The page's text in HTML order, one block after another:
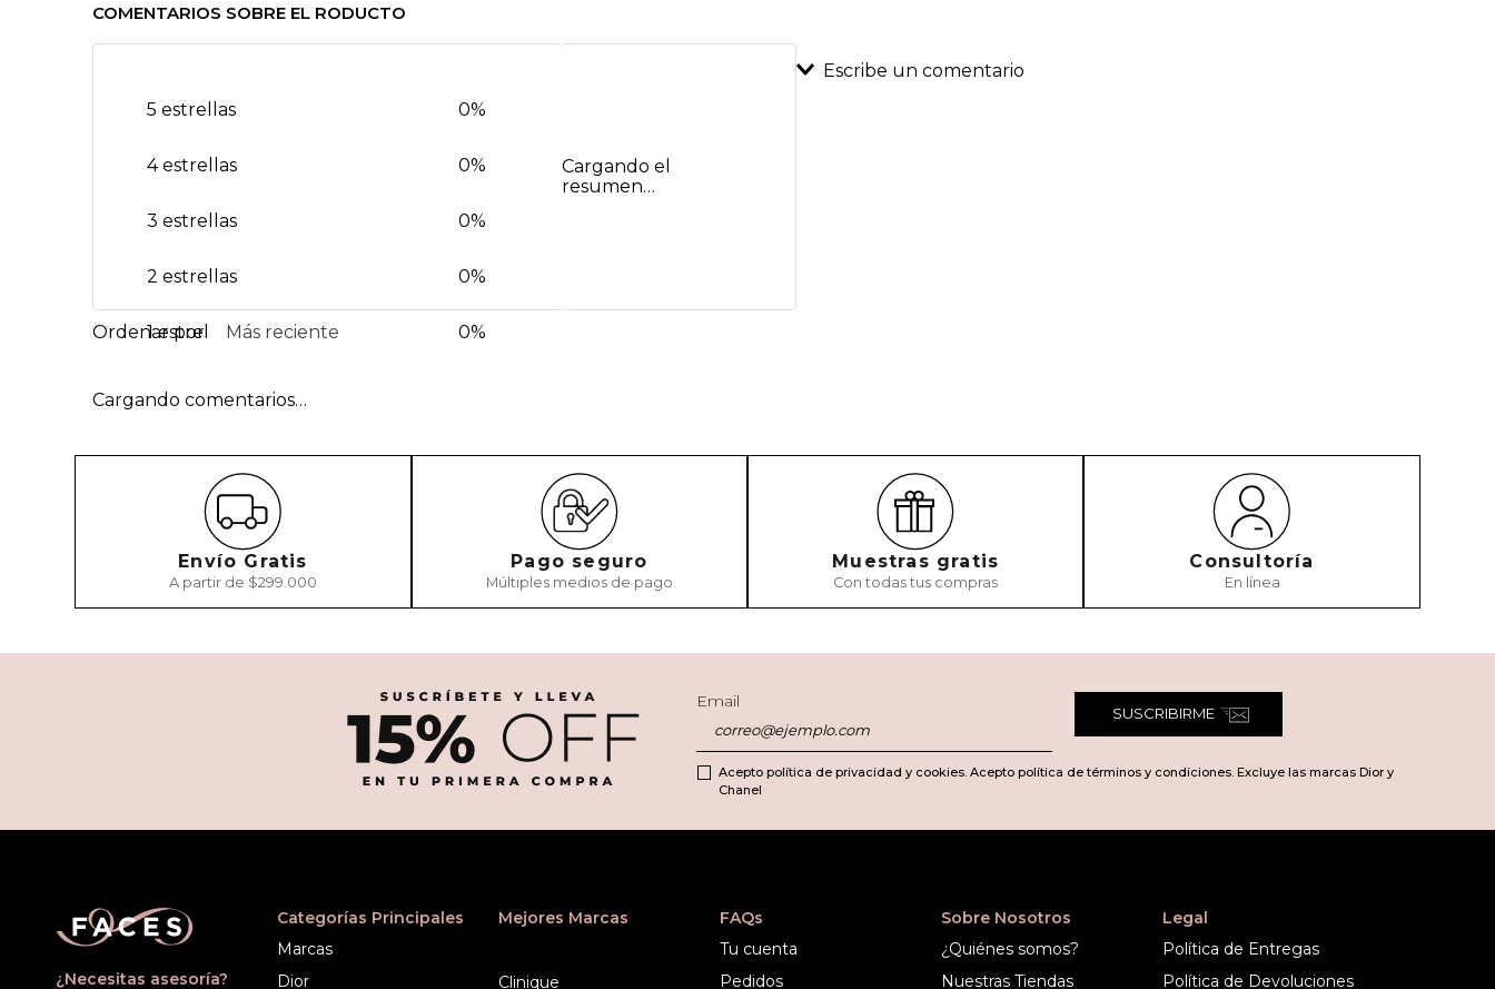
COMENTARIOS SOBRE EL RODUCTO
Cargando el
resumen…
5 estrellas 0%
4 estrellas 0%
3 estrellas 0%
2 estrellas 0%
1 estrella 0%
Escribe un comentario
Escribe un comentario
Más reciente
Cargando comentarios…
Envío Gratis
A partir de $299.000
Pago seguro
Múltiples medios de pago
Muestras gratis
Con todas tus compras
Consultoría
En línea
Email
SUSCRIBIRME
Acepto política de privacidad y cookies. Acepto política de términos y condiciones. Excluye las marcas Dior y
Chanel
¿Necesitas asesoría?
Categorías Principales
Marcas
Dior
Mejores Marcas
Clinique
FAQs
Tu cuenta
Pedidos
Sobre Nosotros
¿Quiénes somos?
Nuestras Tiendas
Legal
Política de Entregas
Política de Devoluciones